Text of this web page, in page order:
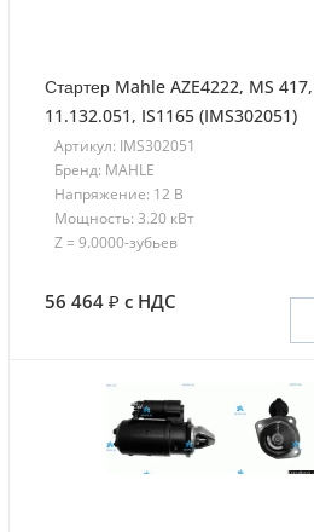
Стартер Mahle AZE4222, MS 417,
11.132.051, IS1165 (IMS302051)
Артикул: IMS302051
Бренд: MAHLE
Напряжение: 12 В
Мощность: 3.20 кВт
Z = 9.0000-зубьев
56 464 с НДС